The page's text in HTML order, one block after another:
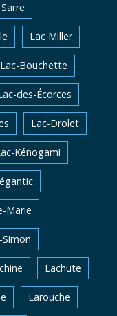
Lac Miller
Lac-Bouchette
des-Écorces
Lac-Drolet
Kénogami
Marie
Simon
Lachute
Larouche